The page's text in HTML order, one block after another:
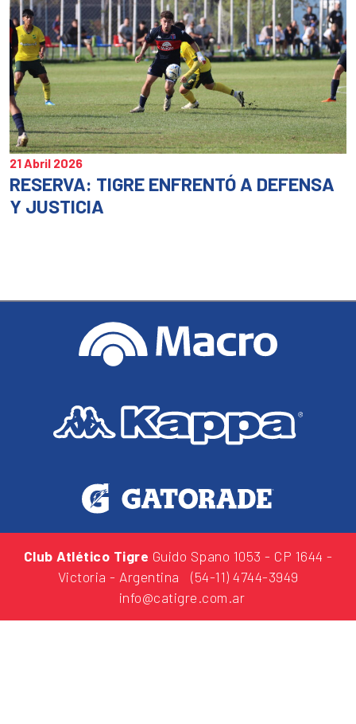
21 Abril 2026
RESERVA: TIGRE ENFRENTÓ A DEFENSA
Y JUSTICIA
Club Atlético Tigre Guido Spano 1053 - CP 1644 -
Victoria - Argentina
(54-11) 4744-3949
info@catigre.com.ar